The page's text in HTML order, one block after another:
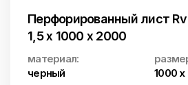
Перфорированный лист
1,5 x 1000 x 2000
материал:
черный
1000